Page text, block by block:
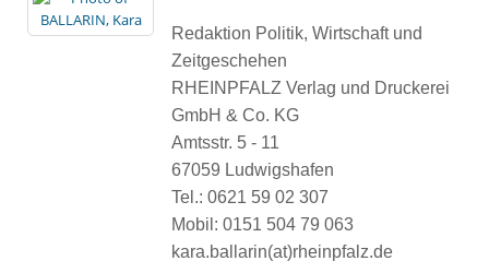
Redaktion Politik, Wirtschaft und
Zeitgeschehen
RHEINPFALZ Verlag und Druckerei
GmbH & Co. KG
Amtsstr. 5 - 11
67059 Ludwigshafen
Tel.: 0621 59 02 307
Mobil: 0151 504 79 063
kara.ballarin(at)rheinpfalz.de